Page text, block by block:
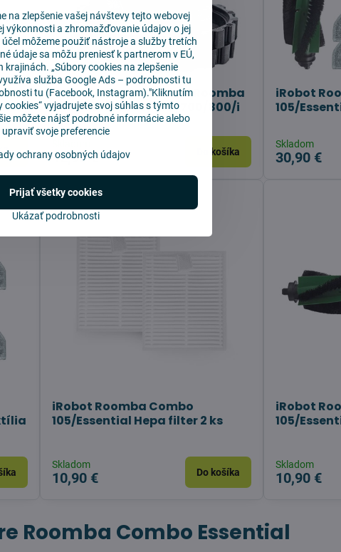
Pneumatiky pre iRobot Roomba
Robot séria 500/600/700/800/i
/j/s
12,90 € Do košíka
iRobot
105/
Skladom
30,90 €
iRobot Roomba Combo
105/Essential Hepa filter 2 ks
Skladom
10,90 € Do košíka
iRobot
105/
Skladom
10,90 €
Roomba Combo Essential
na zlepšenie vašej návštevy tejto webovej
výkonnosti a zhromažďovanie údajov o jej
môžeme použiť nástroje a služby tretích
údaje sa môžu preniesť k partnerom v EÚ,
krajinách. „Súbory cookies na zlepšenie
služba Google Ads – podrobnosti tu
tu (Facebook, Instagram)."Kliknutím
cookies“ vyjadrujete svoj súhlas s týmto
môžete nájsť podrobné informácie alebo
upraviť svoje preferencie
ochrany osobných údajov
Ukázať podrobnosti
Prijať všetky cookies